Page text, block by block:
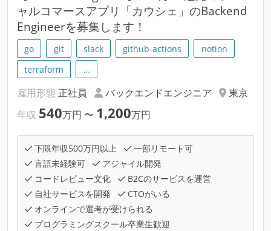
ャルコマースアプリ「カウシェ」のBackend
Engineerを募集します！
go git slack github-actions
notion
terraform
…
雇用形態 正社員 バックエンドエンジニア
東京
年収 540万円 〜 1,200万円
下限年収500万円以上
一部リモート可
言語未経験可
アジャイル開発
コードレビュー文化
B2Cのサービスを運営
自社サービスを開発
CTOがいる
オンラインで選考が受けられる
プログラミングスクール卒業生歓迎